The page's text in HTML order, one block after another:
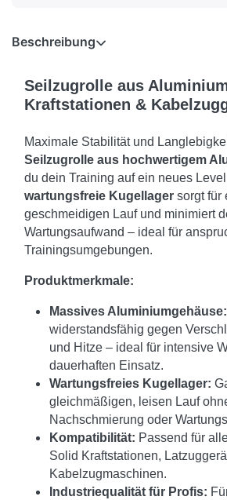
Beschreibung
Seilzugrolle aus
Kraftstationen &
Maximale Stabilität und
Seilzugrolle aus hochwertigem
du dein Training auf ein neues
wartungsfreie Kugellager sorgt für
geschmeidigen Lauf und minimiert
Wartungsaufwand – ideal für
Trainingsumgebungen.
Produktmerkmale:
Massives Aluminiumgehäuse:
widerstandsfähig gegen
und Hitze – ideal für intensive
dauerhaften Einsatz.
Wartungsfreies Kugellager:
gleichmäßigen, leisen Lauf
Nachschmierung oder
Kompatibilität: Passend für
Solid Kraftstationen,
Kabelzugmaschinen.
Industriequalität für Profis: